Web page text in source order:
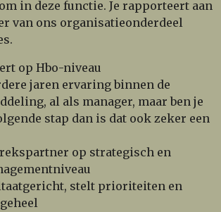
in deze functie. Je rapporteert aan
van ons organisatieonderdeel
op Hbo-niveau
jaren ervaring binnen de
al als manager, maar ben je
stap dan is dat ook zeker een
op strategisch en
stelt prioriteiten en